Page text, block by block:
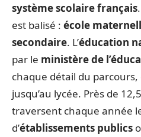
système scolaire français
est balisé : école
secondaire. L’éducation
par le ministère de
chaque détail du
jusqu’au lycée. Près de
traversent chaque année
d’établissements publics